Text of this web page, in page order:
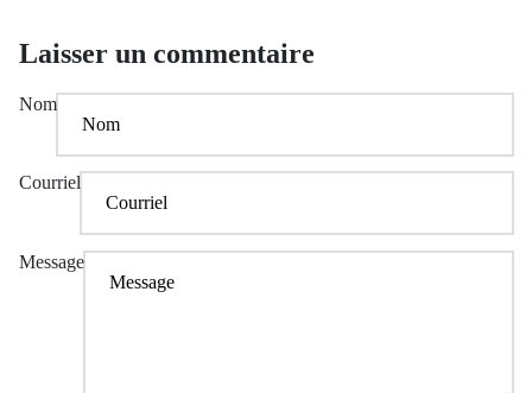
Laisser un commentaire
Nom
Courriel
Message